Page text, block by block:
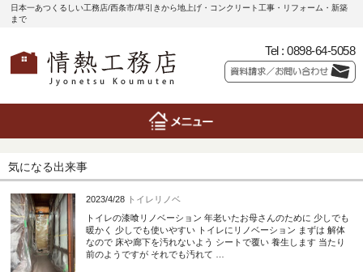
日本一あつくるしい工務店/西条市/草引きから地上げ・コンクリート工事・リフォーム・新築
まで
Tel : 0898-64-5058
気になる出来事
2023/4/28 トイレリノベ
トイレの漆喰リノベーション 年老いたお母さんのために 少しでも
暖かく 少しでも使いやすい トイレにリノベーション まずは 解体
なので 床や廊下を汚れないよう シートで覆い 養生します 当たり
前のようですが それでも汚れて …